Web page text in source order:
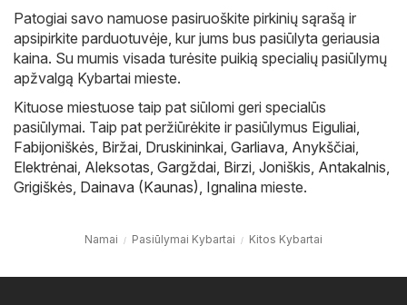
Patogiai savo namuose pasiruoškite pirkinių sąrašą ir
apsipirkite parduotuvėje, kur jums bus pasiūlyta geriausia
kaina. Su mumis visada turėsite puikią specialių pasiūlymų
apžvalgą Kybartai mieste.
Kituose miestuose taip pat siūlomi geri specialūs
pasiūlymai. Taip pat peržiūrėkite ir pasiūlymus Eiguliai,
Fabijoniškės, Biržai, Druskininkai, Garliava, Anykščiai,
Elektrėnai, Aleksotas, Gargždai, Birzi, Joniškis, Antakalnis,
Grigiškės, Dainava (Kaunas), Ignalina mieste.
Namai Pasiūlymai Kybartai Kitos Kybartai